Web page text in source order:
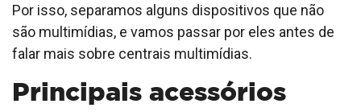
Por isso, separamos alguns dispositivos que não
são multimídias, e vamos passar por eles antes de
falar mais sobre centrais multimídias.
Principais acessórios